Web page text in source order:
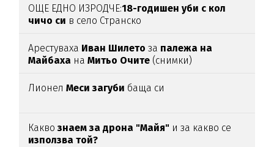
ОЩЕ ЕДНО ИЗРОДЧЕ:18-годишен уби с кол
чичо си в село Странско
Арестуваха Иван Шилетоза палежа на
Майбаха наМитьо Очите (снимки)
Лионел Меси загуби баща си
Каквознаем за дрона "Майя" и за какво се
използва той?